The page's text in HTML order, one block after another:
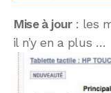
Mise à jour: les
il n’y en a plus …